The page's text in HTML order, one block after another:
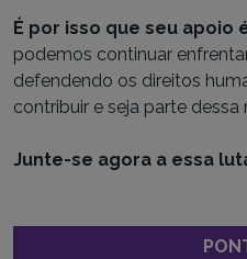
É por isso que seu apoio
podemos continuar
defendendo os direitos
contribuir e seja parte dessa
Junte-se agora a essa